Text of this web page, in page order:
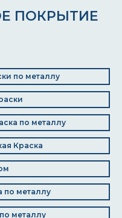
ПОКРЫТИЕ
по металлу
по металлу
Краска
по металлу
металлу